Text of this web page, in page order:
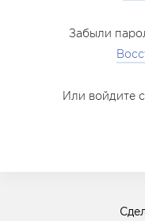
Забыли
Или войдите